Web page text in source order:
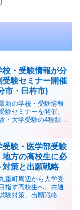
・受験情報が分
験セミナー開催
市・臼杵市)
新の学校・受験情報
験セミナーを開催。
・大学受験の4種類か
受験・医学部受験
地方の高校生に必
策と出願戦略
重町周辺から大学受
指す高校生へ。共通
験対策、出願戦略、